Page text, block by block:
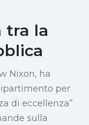
tra la
Nixon, ha
per
di eccellenza”
sulla